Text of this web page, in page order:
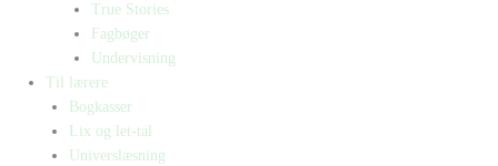
True Stories
Fagbøger
Undervisning
Til lærere
Bogkasser
Lix og let-tal
Universlæsning